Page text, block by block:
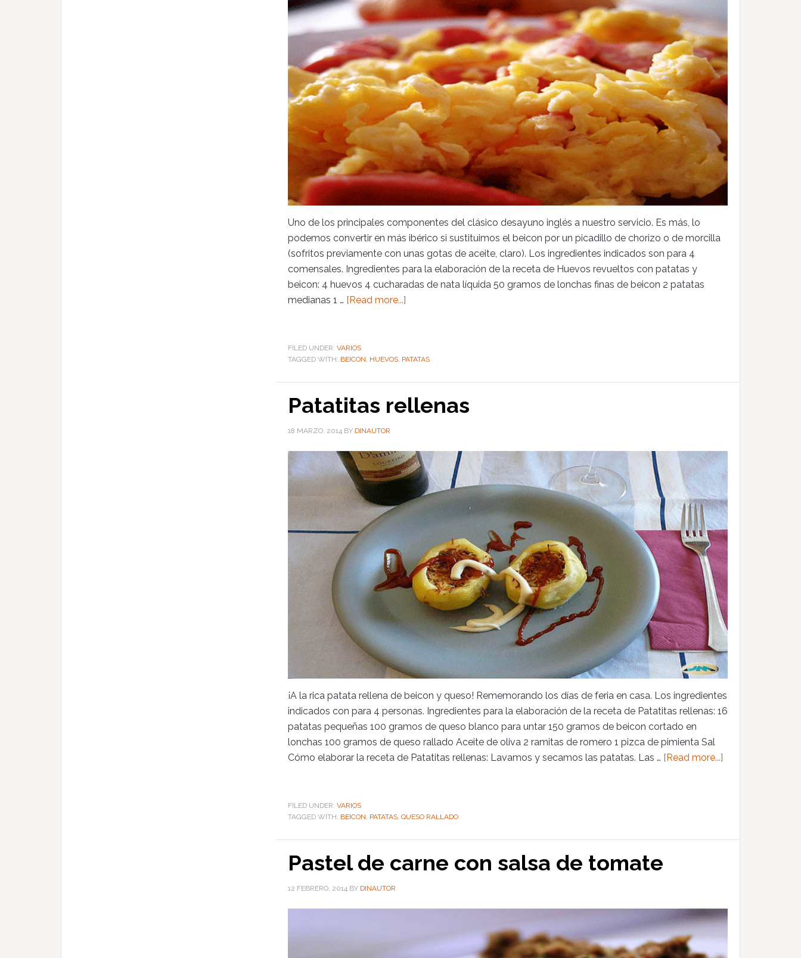
Uno de los principales componentes del clásico desayuno inglés a nuestro servicio. Es más, lo
podemos convertir en más ibérico si sustituimos el beicon por un picadillo de chorizo o de morcilla
(sofritos previamente con unas gotas de aceite, claro). Los ingredientes indicados son para 4
comensales. Ingredientes para la elaboración de la receta de Huevos revueltos con patatas y
beicon: 4 huevos 4 cucharadas de nata líquida 50 gramos de lonchas finas de beicon 2 patatas
medianas 1 … [Read more...]
FILED UNDER: VARIOS
TAGGED WITH: BEICON, HUEVOS, PATATAS
Patatitas rellenas
18 MARZO, 2014 BY DINAUTOR
¡A la rica patata rellena de beicon y queso! Rememorando los días de feria en casa. Los ingredientes
indicados con para 4 personas. Ingredientes para la elaboración de la receta de Patatitas rellenas: 16
patatas pequeñas 100 gramos de queso blanco para untar 150 gramos de beicon cortado en
lonchas 100 gramos de queso rallado Aceite de oliva 2 ramitas de romero 1 pizca de pimienta Sal
Cómo elaborar la receta de Patatitas rellenas: Lavamos y secamos las patatas. Las … [Read more...]
FILED UNDER: VARIOS
TAGGED WITH: BEICON PATATAS QUESO RALLADO
Pastel de carne con salsa de tomate
12 FEBRERO, 2014 BY DINAUTOR